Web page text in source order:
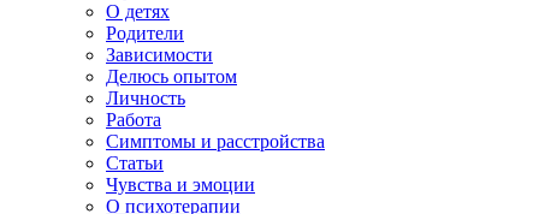
О детях
Родители
Зависимости
Делюсь опытом
Личность
Работа
Симптомы и расстройства
Статьи
Чувства и эмоции
О психотерапии